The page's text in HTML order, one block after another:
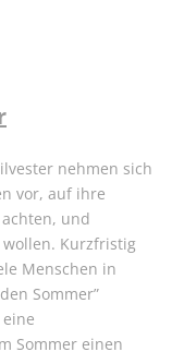
nehmen sich
vor, auf ihre
und
Kurzfristig
Menschen in
Sommer”
Sommer einen